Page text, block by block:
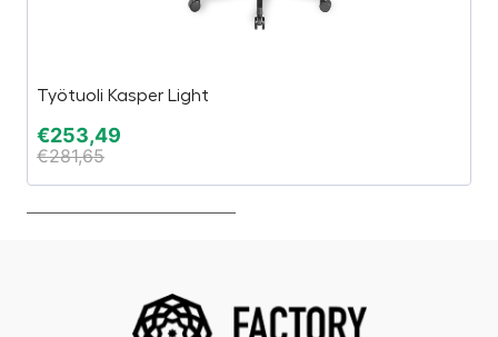
Työtuoli Kasper Light
€253,49
€281,65